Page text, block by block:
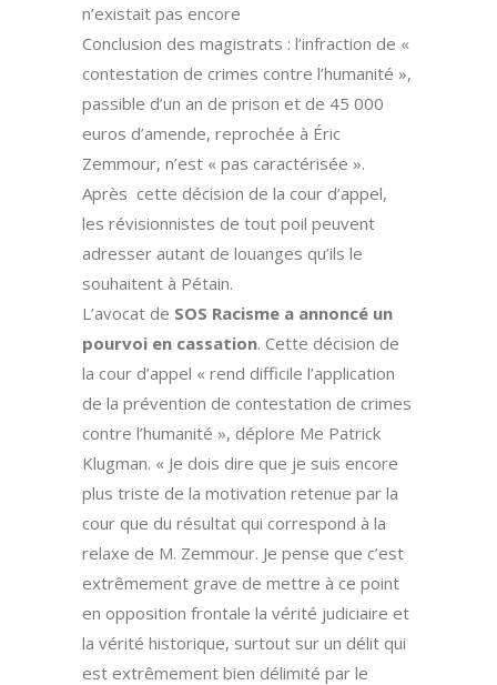
n’existait pas encore
Conclusion des magistrats : l’infraction de «
contestation de crimes contre l’humanité »,
passible d’un an de prison et de 45 000
euros d’amende, reprochée à Éric
Zemmour, n’est « pas caractérisée ».
Après cette décision de la cour d’appel,
les révisionnistes de tout poil peuvent
adresser autant de louanges qu’ils le
souhaitent à Pétain.
L’avocat de SOS Racisme a annoncé un
pourvoi en cassation. Cette décision de
la cour d’appel « rend difficile l’application
de la prévention de contestation de crimes
contre l’humanité », déplore Me Patrick
Klugman. « Je dois dire que je suis encore
plus triste de la motivation retenue par la
cour que du résultat qui correspond à la
relaxe de M. Zemmour. Je pense que c’est
extrêmement grave de mettre à ce point
en opposition frontale la vérité judiciaire et
la vérité historique, surtout sur un délit qui
est extrêmement bien délimité par le